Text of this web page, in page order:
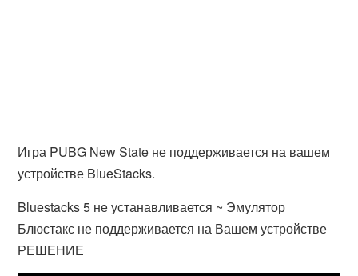
Игра PUBG New State не поддерживается на вашем
устройстве BlueStacks.
Bluestacks 5 не устанавливается ~ Эмулятор
Блюстакс не поддерживается на Вашем устройстве
РЕШЕНИЕ